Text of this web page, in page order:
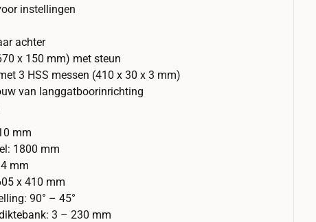
instellingen
achter
x 150 mm) met steun
3 HSS messen (410 x 30 x 3 mm)
van langgatboorinrichting
mm
1800 mm
mm
x 410 mm
90° – 45°
3 – 230 mm